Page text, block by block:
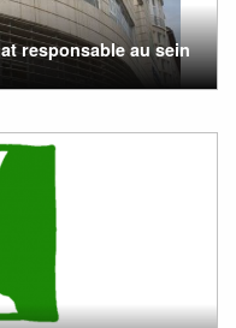
responsable au sein